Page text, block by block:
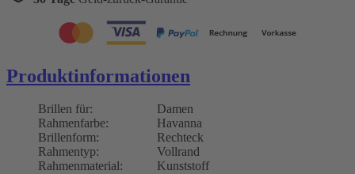
Produktinformationen
Brillen für:
Damen
Rahmenfarbe:
Havanna
Brillenform:
Rechteck
Rahmentyp:
Vollrand
Rahmenmaterial:
Kunststoff